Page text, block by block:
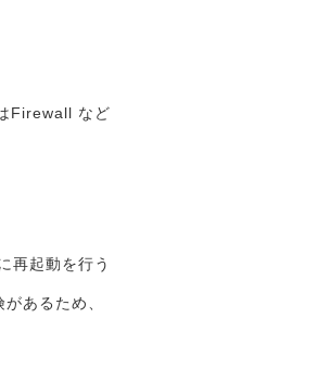
Firewall など
再起動を行う
あるため、